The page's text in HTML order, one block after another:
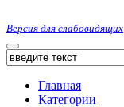
Версия для слабовидящих
Главная
Категории